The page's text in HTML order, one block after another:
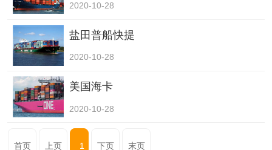
2020-10-28
盐田普船快提
2020-10-28
美国海卡
2020-10-28
首页 上页 1 下页 末页